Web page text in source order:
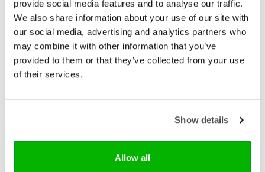
provide social media features and to analyse our traffic.
We also share information about your use of our site with
our social media, advertising and analytics partners who
may combine it with other information that you’ve
provided to them or that they’ve collected from your use
of their services.
Show details
Allow all
Groen
Rein leven voor Gods aangezicht
In dit boek gaat Elisabeth Elliot op een pastorale en
om in de verkeringstijd en als alleenstaande rein te
hand van haar eigen ervaringen als ongehuwde
ontstaan, waarbij ze zowel oog heeft voor de strijd
Op voorraad